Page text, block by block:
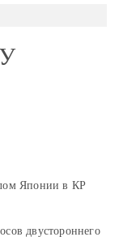
Японии в КР
двустороннего